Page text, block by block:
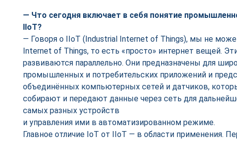
— Что сегодня включает в себя понятие
IIoT?
— Говоря о IIoT (Industrial Internet of Things), мы не
Internet of Things, то есть «просто» интернет вещей.
развиваются параллельно. Они предназначены для
промышленных и потребительских приложений и
объединённых компьютерных сетей и датчиков,
собирают и передают данные через сеть для
самых разных устройств
и управления ими в автоматизированном режиме.
Главное отличие IoT от IIoT — в области применения.